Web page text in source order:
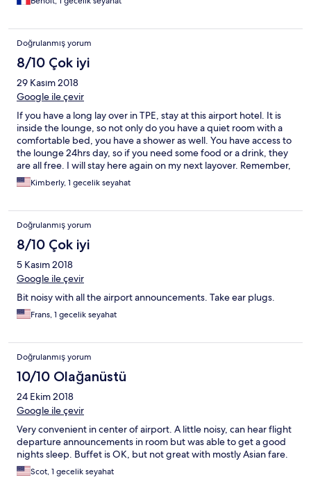
Doğrulanmış yorum
8/10 Çok iyi
29 Kasım 2018
Google ile çevir
If you have a long lay over in TPE, stay at this airport hotel. It is
inside the lounge, so not only do you have a quiet room with a
comfortable bed, you have a shower as well. You have access to
the lounge 24hrs day, so if you need some food or a drink, they
are all free. I will stay here again on my next layover. Remember,
this place is inside the airport, so you need to be checked in and
have a boarding pass to enter. If you are a transfer, then make
able to enter this hotel/airport, till your airline opens for you to
check you bags and get a boarding pass.
Kimberly, 1 gecelik seyahat
Doğrulanmış yorum
8/10 Çok iyi
5 Kasım 2018
Google ile çevir
Bit noisy with all the airport announcements. Take ear plugs.
Frans, 1 gecelik seyahat
Doğrulanmış yorum
10/10 Olağanüstü
24 Ekim 2018
Google ile çevir
Very convenient in center of airport. A little noisy, can hear flight
departure announcements in room but was able to get a good
nights sleep. Buffet is OK, but not great with mostly Asian fare.
Scot, 1 gecelik seyahat